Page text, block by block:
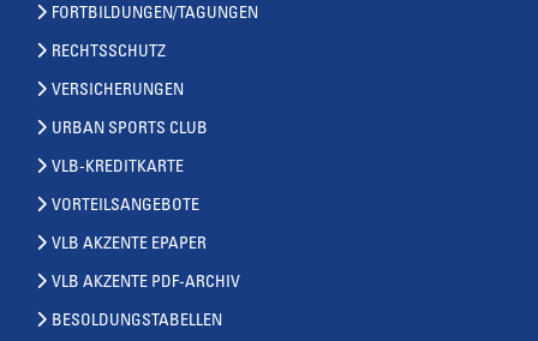
FORTBILDUNGEN/TAGUNGEN
RECHTSSCHUTZ
VERSICHERUNGEN
URBAN SPORTS CLUB
VLB-KREDITKARTE
VORTEILSANGEBOTE
VLB AKZENTE EPAPER
VLB AKZENTE PDF-ARCHIV
BESOLDUNGSTABELLEN